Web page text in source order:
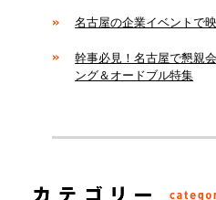
名古屋の企業イベントで
幹事必見！名古屋で懇親
ング＆オードブル特集